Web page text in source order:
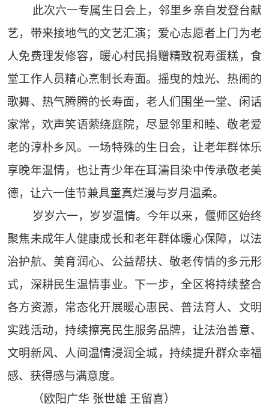
此次六一专属生日会上，邻里乡亲自发登台献
艺，带来接地气的文艺汇演；爱心志愿者上门为老
人免费理发修容，暖心村民捐赠精致祝寿蛋糕，食
堂工作人员精心烹制长寿面。摇曳的烛光、热闹的
歌舞、热气腾腾的长寿面，老人们围坐一堂、闲话
家常，欢声笑语萦绕庭院，尽显邻里和睦、敬老爱
老的淳朴乡风。一场特殊的生日会，让老年群体乐
享晚年温情，也让青少年在耳濡目染中传承敬老美
德，让六一佳节兼具童真烂漫与岁月温柔。
岁岁六一，岁岁温情。今年以来，偃师区始终
聚焦未成年人健康成长和老年群体暖心保障，以法
治护航、美育润心、公益帮扶、敬老传情的多元形
式，深耕民生温情事业。下一步，全区将持续整合
各方资源，常态化开展暖心惠民、普法育人、文明
实践活动，持续擦亮民生服务品牌，让法治善意、
文明新风、人间温情浸润全城，持续提升群众幸福
感、获得感与满意度。
（欧阳广华 张世雄 王留喜）